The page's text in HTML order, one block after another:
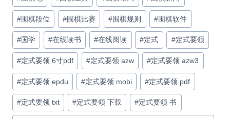
#围棋段位 #围棋比赛 #围棋规则 #围棋软件
# 国学 #在线读书 #在线阅读 #定式 #定式要领
#定式要领 6寸pdf #定式要领 azw #定式要领 azw3
#定式要领 epdu #定式要领 mobi #定式要领 pdf
#定式要领 txt #定式要领 下载 #定式要领 书